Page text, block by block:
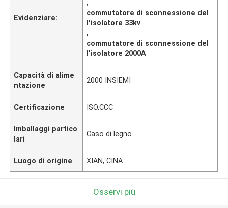
Evidenziare:
,
commutatore di sconnessione del
l'isolatore 33kv
,
commutatore di sconnessione del
l'isolatore 2000A
Capacità di alime
ntazione
2000 INSIEMI
Certificazione ISO,CCC
Imballaggi partico
lari
Caso di legno
Luogo di origine XIAN, CINA
Osservi più